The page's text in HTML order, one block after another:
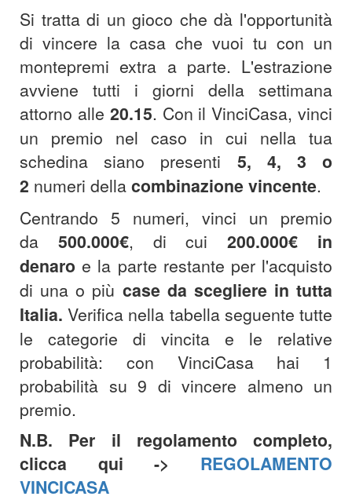
Si tratta di un gioco che dà l'opportunità
di vincere la casa che vuoi tu con un
montepremi extra a parte. L'estrazione
avviene tutti i giorni della settimana
attorno alle 20.15. Con il VinciCasa, vinci
un premio nel caso in cui nella tua
schedina siano presenti 5, 4, 3 o
2 numeri della combinazionevincente.
Centrando 5 numeri, vinci un premio
da 500.000€, di cui200.000€
in
denaroe la parte restante per l'acquisto
di una o più case da scegliere in tutta
Italia.Verifica nella tabella seguente tutte
le categorie di vincita e le relative
probabilità: con VinciCasa hai 1
probabilità su 9 di vincere almeno un
premio.
N.B. Per il regolamento completo,
clicca qui -> REGOLAMENTO
VINCICASA